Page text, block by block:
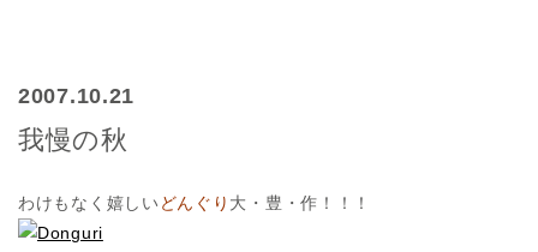
2007.10.21
我慢の秋
わけもなく嬉しい どんぐり 大・豊・作！！！